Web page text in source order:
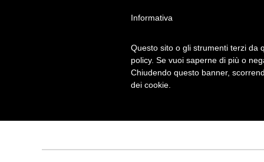
RICICLO CON
Informativa
Questo sito o gli strumenti terzi da
policy. Se vuoi saperne di più o
Chiudendo questo banner,
dei cookie.